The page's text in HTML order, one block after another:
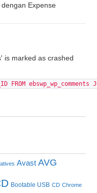
Expense
is marked as crashed
FROM
Avast AVG
Bootable USB CD Chrome